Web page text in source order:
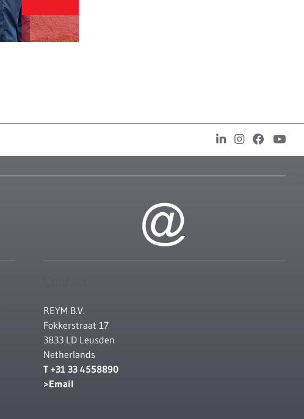
REYM B.V.
Fokkerstraat 17
3833 LD Leusden
Netherlands
T +31 33 4558890
Email